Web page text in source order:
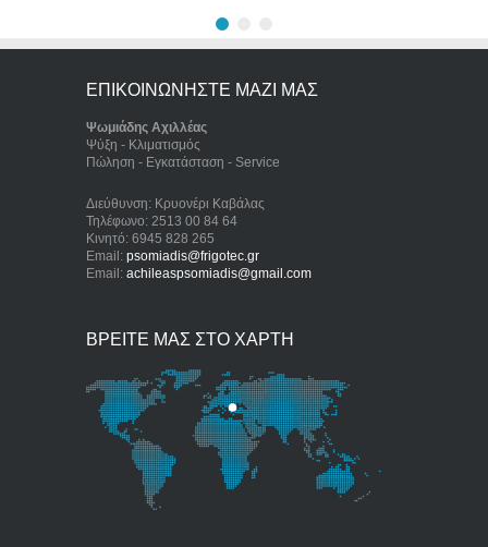
ΕΠΙΚΟΙΝΩΝΗΣΤΕ ΜΑΖΙ ΜΑΣ
Ψωμιάδης Αχιλλέας
Ψύξη - Κλιματισμός
Πώληση - Εγκατάσταση - Service
Διεύθυνση: Κρυονέρι Καβάλας
Τηλέφωνο: 2513 00 84 64
Κινητό: 6945 828 265
Email: psomiadis@frigotec.gr
Email: achileaspsomiadis@gmail.com
ΒΡΕΙΤΕ ΜΑΣ ΣΤΟ ΧΑΡΤΗ